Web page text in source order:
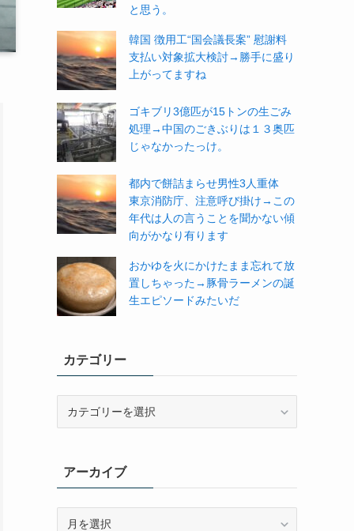
と思う。
韓国 徴用工“国会議長案” 慰謝料
支払い対象拡大検討→勝手に盛り
上がってますね
ゴキブリ3億匹が15トンの生ごみ
処理→中国のごきぶりは１３奥匹
じゃなかったっけ。
都内で餅詰まらせ男性3人重体
東京消防庁、注意呼び掛け→この
年代は人の言うことを聞かない傾
向がかなり有ります
おかゆを火にかけたまま忘れて放
置しちゃった→豚骨ラーメンの誕
生エピソードみたいだ
カテゴリー
ーアーカイブ